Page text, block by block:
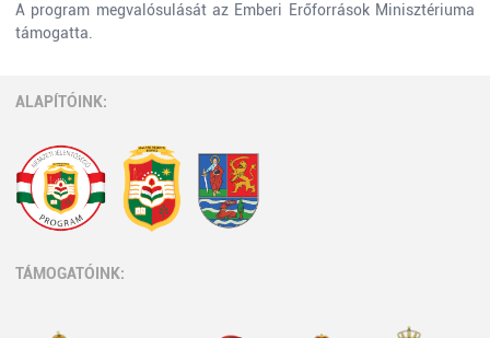
A program megvalósulását az Emberi Erőforrások Minisztériuma
támogatta.
ALAPÍTÓINK:
TÁMOGATÓINK: